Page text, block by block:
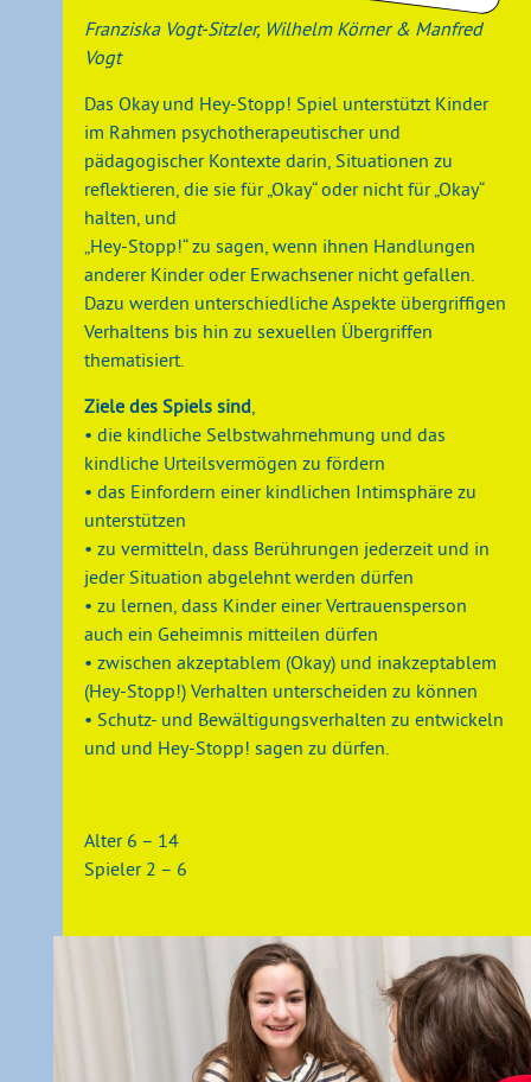
Franziska Vogt-Sitzler, Wilhelm Körner & Manfred
Vogt
Das Okay und Hey-Stopp! Spiel unterstützt Kinder
im Rahmen psychotherapeutischer und
pädagogischer Kontexte darin, Situationen zu
reflektieren, die sie für „Okay“ oder nicht für „Okay“
halten, und
„Hey-Stopp!“ zu sagen, wenn ihnen Handlungen
anderer Kinder oder Erwachsener nicht gefallen.
Dazu werden unterschiedliche Aspekte übergriffigen
Verhaltens bis hin zu sexuellen Übergriffen
thematisiert.
Ziele des Spiels sind,
• die kindliche Selbstwahrnehmung und das
kindliche Urteilsvermögen zu fördern
• das Einfordern einer kindlichen Intimsphäre zu
unterstützen
• zu vermitteln, dass Berührungen jederzeit und in
jeder Situation abgelehnt werden dürfen
• zu lernen, dass Kinder einer Vertrauensperson
auch ein Geheimnis mitteilen dürfen
• zwischen akzeptablem (Okay) und inakzeptablem
(Hey-Stopp!) Verhalten unterscheiden zu können
• Schutz- und Bewältigungsverhalten zu entwickeln
und und Hey-Stopp! sagen zu dürfen.
Alter 6 – 14
Spieler 2 – 6